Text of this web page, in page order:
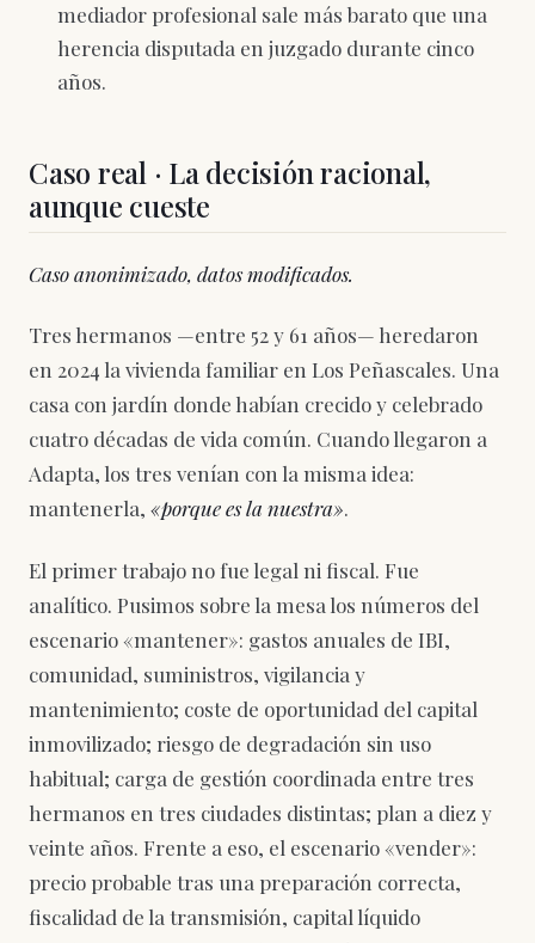
mediador profesional sale más barato que una
herencia disputada en juzgado durante cinco
años.
Caso real · La decisión racional,
aunque cueste
Caso anonimizado, datos modificados.
Tres hermanos —entre 52 y 61 años— heredaron
en 2024 la vivienda familiar en Los Peñascales. Una
casa con jardín donde habían crecido y celebrado
cuatro décadas de vida común. Cuando llegaron a
Adapta, los tres venían con la misma idea:
mantenerla, «porque es la nuestra».
El primer trabajo no fue legal ni fiscal. Fue
analítico. Pusimos sobre la mesa los números del
escenario «mantener»: gastos anuales de IBI,
comunidad, suministros, vigilancia y
mantenimiento; coste de oportunidad del capital
inmovilizado; riesgo de degradación sin uso
habitual; carga de gestión coordinada entre tres
hermanos en tres ciudades distintas; plan a diez y
veinte años. Frente a eso, el escenario «vender»:
precio probable tras una preparación correcta,
fiscalidad de la transmisión, capital líquido